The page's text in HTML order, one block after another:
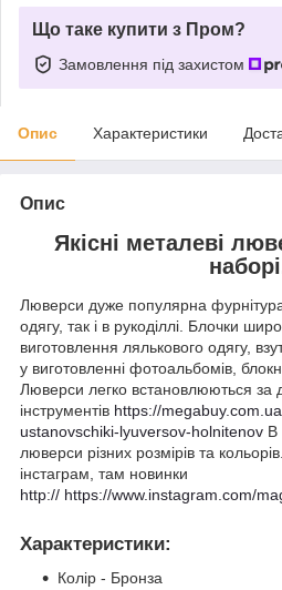
Що таке купити з Пром?
Замовлення під захистом
Опис Характеристики
Опис
Якісні металеві
Люверси дуже популярна фурнітура
одягу, так і в рукоділлі. Блочки
виготовлення лялькового одягу,
у виготовленні фотоальбомів,
Люверси легко встановлюються за
інструментів https://
ustanovschiki-lyuversov-holnitenov В
люверси різних розмірів та
інстаграм, там новинки
http:// https://www.instagram.com/
Характеристики:
Колір - Бронза